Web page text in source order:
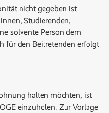
nicht gegeben ist
Studierenden,
solvente Person dem
für den Beitretenden erfolgt
halten möchten, ist
einzuholen. Zur Vorlage